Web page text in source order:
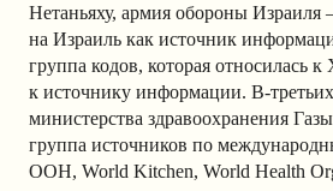
Нетаньяху, армия обороны Израиля
на Израиль как источник
группа кодов, которая относилась
к источнику информации. В-
министерства здравоохранения
группа источников по
ООН, World Kitchen, World Health